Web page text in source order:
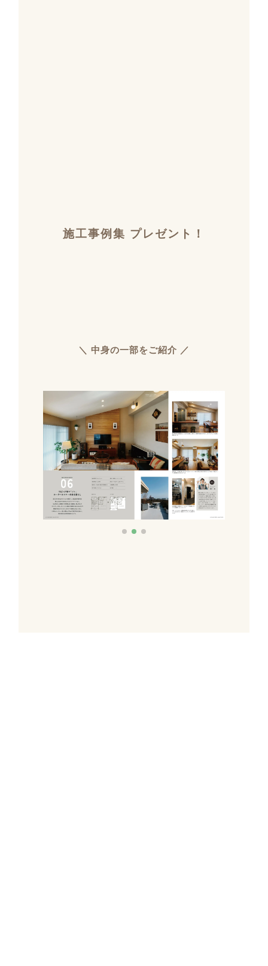
施工事例集 プレゼント！
＼ 中身の一部をご紹介 ／